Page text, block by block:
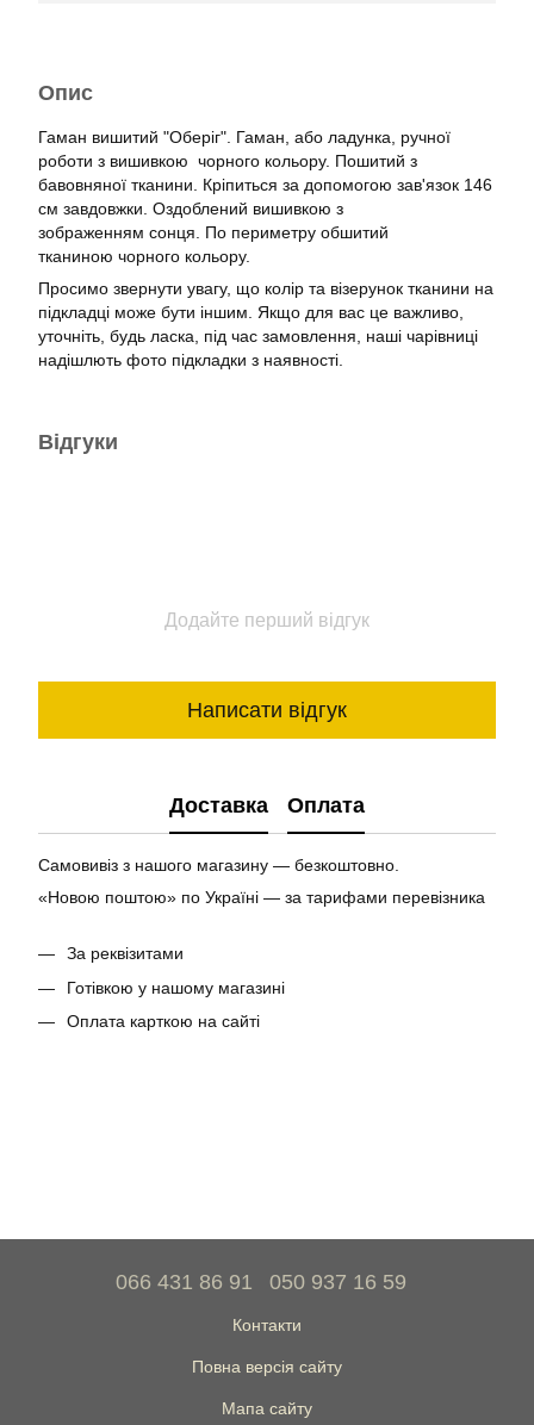
Опис
Гаман вишитий "Оберіг". Гаман, або ладунка, ручної
роботи з вишивкою чорного кольору. Пошитий з
бавовняної тканини. Кріпиться за допомогою зав'язок 146
см завдовжки. Оздоблений вишивкою з
зображенням сонця. По периметру обшитий
тканиною чорного кольору.
Просимо звернути увагу, що колір та візерунок тканини на
підкладці може бути іншим. Якщо для вас це важливо,
уточніть, будь ласка, під час замовлення, наші чарівниці
надішлють фото підкладки з наявності.
Відгуки
Додайте перший відгук
Написати відгук
Доставка Оплата
Самовивіз з нашого магазину — безкоштовно.
«Новою поштою» по Україні — за тарифами перевізника
За реквізитами
Готівкою у нашому магазині
Оплата карткою на сайті
066 431 86 91 050 937 16 59
Контакти
Повна версія сайту
Мапа сайту